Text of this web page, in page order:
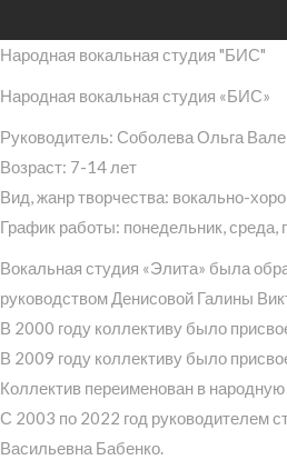
Народная вокальная студия "БИС"
Народная вокальная студия «БИС»
Руководитель: Соболева Ольга
Возраст: 7-14 лет
Вид, жанр творчества: вокально-
График работы: понедельник, среда,
Вокальная студия «Элита» была
руководством Денисовой Галины
В 2000 году коллективу было
В 2009 году коллективу было
Коллектив переименован в
С 2003 по 2022 год руководителем
Васильевна Бабенко.